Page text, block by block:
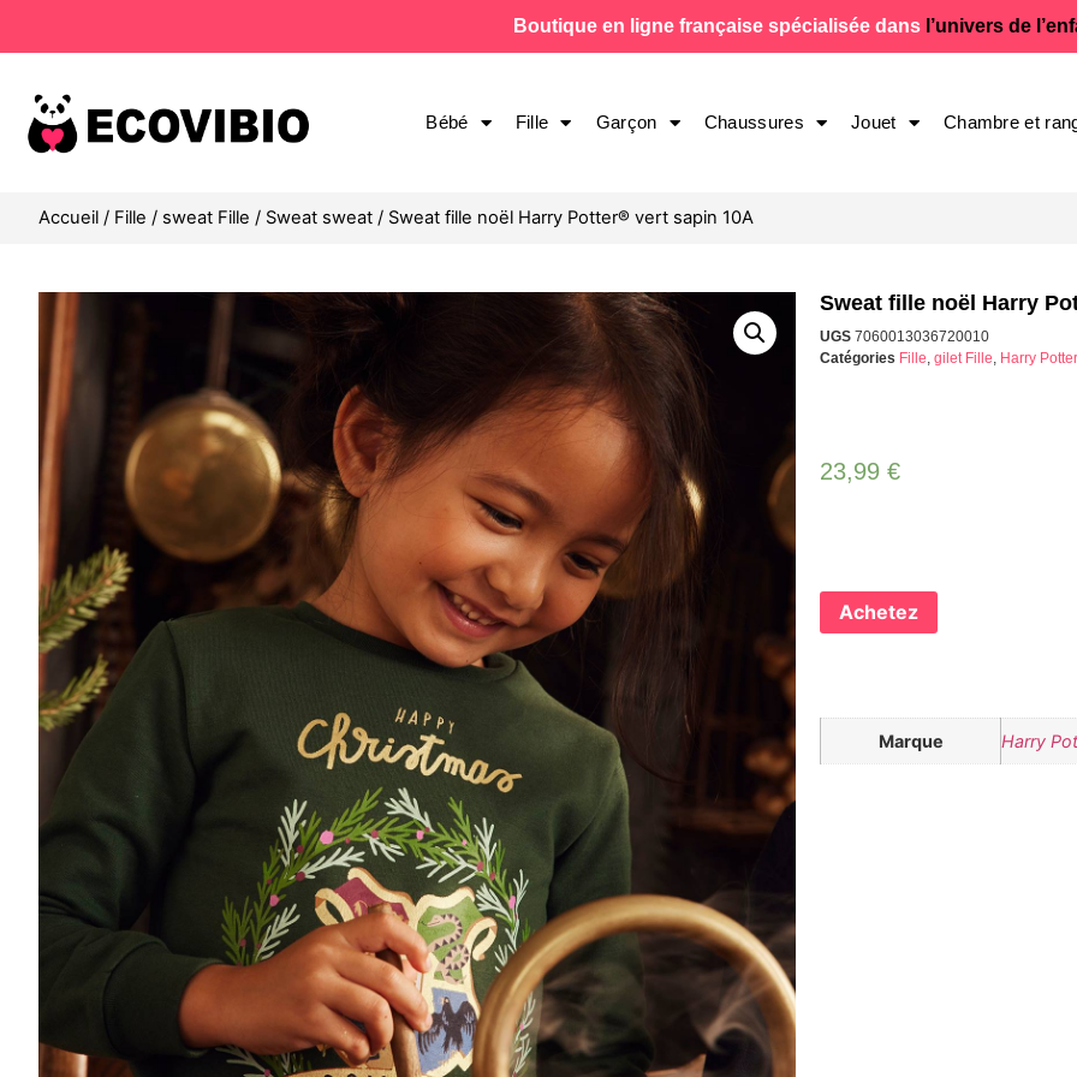
Boutique en ligne française spécialisée dans l’univers de
Bébé Fille Garçon Chaussures Jouet Chambre et
Accueil / Fille / sweat Fille / Sweat sweat / Sweat fille noël Harry Potter® vert sapin 10A
Sweat fille noël Harry
UGS 7060013036720010
Catégories Fille, gilet Fille, Harry Potter
23,99 €
Achetez
Marque Harry